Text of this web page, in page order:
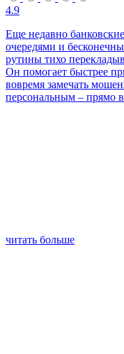
4.9
Еще недавно
очередями и
рутины тихо
Он помогает быстрее
вовремя замечать
персональным – прямо
читать больше